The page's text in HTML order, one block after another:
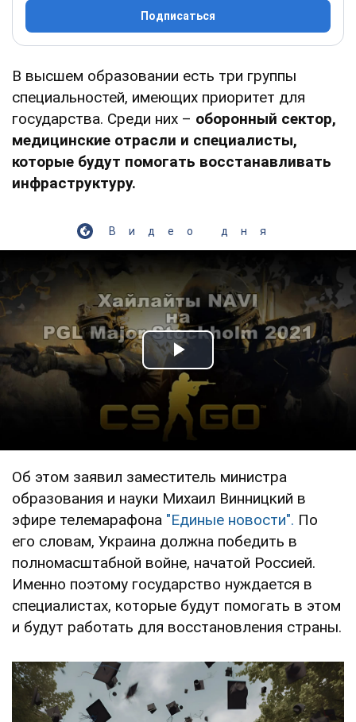
Подписаться
В высшем образовании есть три группы
специальностей, имеющих приоритет для
государства. Среди них – оборонный сектор,
медицинские отрасли и специалисты,
которые будут помогать восстанавливать
инфраструктуру.
Видео дня
Play Video
Об этом заявил заместитель министра
образования и науки Михаил Винницкий в
эфире телемарафона "Единые новости". По
его словам, Украина должна победить в
полномасштабной войне, начатой Россией.
Именно поэтому государство нуждается в
специалистах, которые будут помогать в этом
и будут работать для восстановления страны.